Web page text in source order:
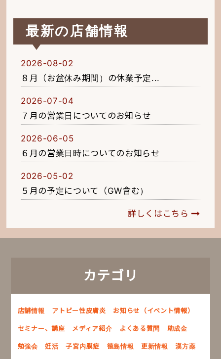
最新の店舗情報
2026-08-02
８月（お盆休み期間）の休業予定...
2026-07-04
７月の営業日についてのお知らせ
2026-06-05
６月の営業日時についてのお知らせ
2026-05-02
５月の予定について（GW含む）
詳しくはこちら
カテゴリ
店舗情報 アトピー性皮膚炎 お知らせ（イベント情報）
セミナー、講座 メディア紹介 よくある質問 助成金
勉強会 妊活 子宮内膜症 徳島情報 更新情報 漢方薬